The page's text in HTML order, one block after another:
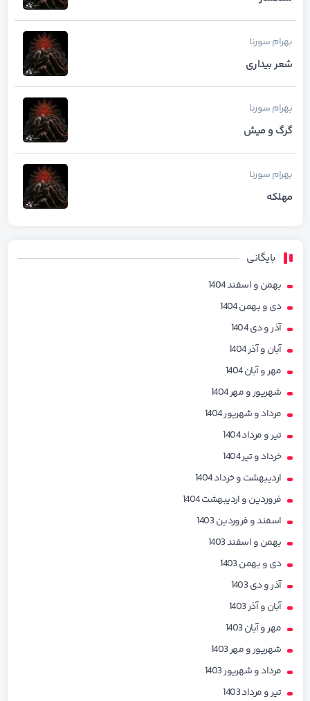
بهرامسورنا
شعر بیداری
بهرامسورنا
گرگ و میش
بهرامسورنا
مهلکه
بایگانی
بهمن و اسفند 1404
دی و بهمن 1404
آذر و دی 1404
آبان و آذر 1404
مهر و آبان 1404
شهریور و مهر 1404
مرداد و شهریور 1404
تیر و مرداد 1404
خرداد و تیر 1404
اردیبهشت و خرداد 1404
فروردین و اردیبهشت 1404
اسفند و فروردین 1403
بهمن و اسفند 1403
دی و بهمن 1403
آذر و دی 1403
آبان و آذر 1403
مهر و آبان 1403
شهریور و مهر 1403
مرداد و شهریور 1403
تیر و مرداد 1403